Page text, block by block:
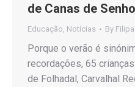
de Canas de
Educação Notícias By
Porque o verão é
recordações, 65
de Folhadal, Carvalhal